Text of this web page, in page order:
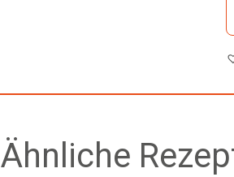
Ähnliche